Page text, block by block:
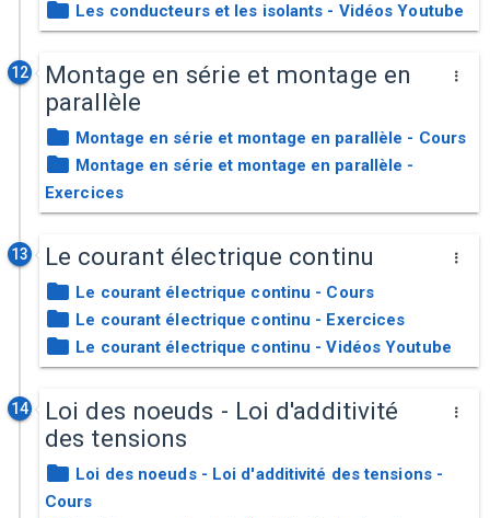
Les conducteurs et les isolants - Vidéos Youtube
12
Montage en série et montage en
parallèle
Montage en série et montage en parallèle - Cours
Montage en série et montage en parallèle -
Exercices
13 Le courant électrique continu
Le courant électrique continu - Cours
Le courant électrique continu - Exercices
Le courant électrique continu - Vidéos Youtube
14
Loi des noeuds - Loi d'additivité
des tensions
Loi des noeuds - Loi d'additivité des tensions -
Cours